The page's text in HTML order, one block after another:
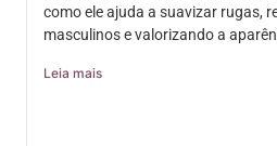
como ele ajuda a suavizar rugas,
masculinos e valorizando a
Leia mais